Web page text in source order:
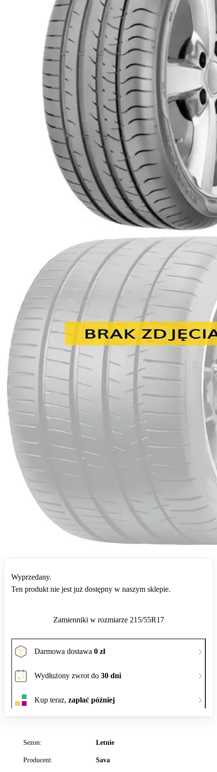
Sezon: Letnie
Producent: Sava
Wyprzedany.
Ten produkt nie jest już dostępny w naszym sklepie.
Zamienniki w rozmiarze 215/55R17
Darmowa dostawa 0 zł
Wydłużony zwrot do 30 dni
Kup teraz, zapłać później